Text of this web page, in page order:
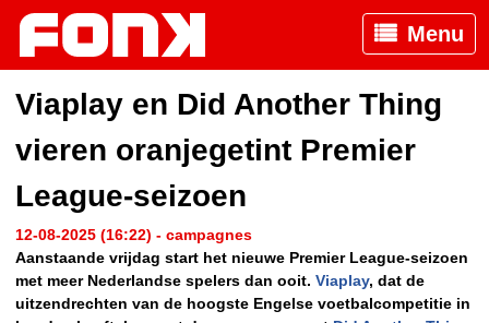
Menu
Viaplay en Did Another Thing
vieren oranjegetint Premier
League-seizoen
12-08-2025 (16:22) - campagnes
Aanstaande vrijdag start het nieuwe Premier League-seizoen
met meer Nederlandse spelers dan ooit. Viaplay, dat de
uitzendrechten van de hoogste Engelse voetbalcompetitie in